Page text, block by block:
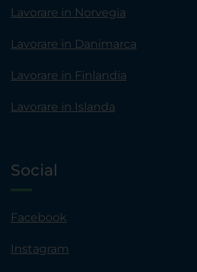
Lavorare in Norvegia
Lavorare in Danimarca
Lavorare in Finlandia
Lavorare in Islanda
Social
Facebook
Instagram